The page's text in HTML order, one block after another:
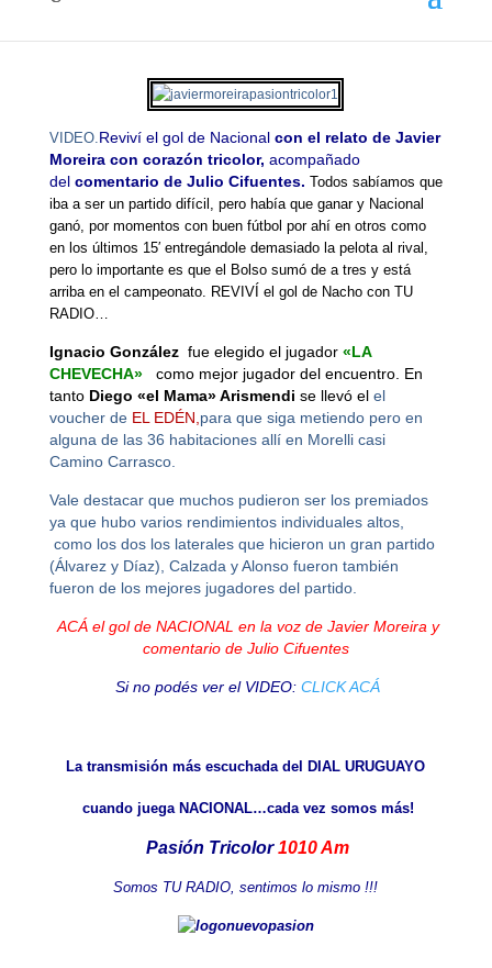
VIDEO. Reviví el gol de Nacional con el relato de Javier
Moreira con corazón tricolor, acompañado
del comentario de Julio Cifuentes. Todos sabíamos que
iba a ser un partido difícil, pero había que ganar y Nacional
ganó, por momentos con buen fútbol por ahí en otros como
en los últimos 15′ entregándole demasiado la pelota al rival,
pero lo importante es que el Bolso sumó de a tres y está
arriba en el campeonato. REVIVÍ el gol de Nacho con TU
RADIO…
Ignacio González fue elegido el jugador «LA
CHEVECHA»
como mejor jugador del encuentro. En
tanto Diego «el Mama» Arismendi se llevó el el
voucher deEL EDÉN,para que siga metiendo pero en
alguna de las 36 habitaciones allí en Morelli casi
Camino Carrasco.
Vale destacar que muchos pudieron ser los premiados
ya que hubo varios rendimientos individuales altos,
como los dos los laterales que hicieron un gran partido
(Álvarez y Díaz), Calzada y Alonso fueron también
fueron de los mejores jugadores del partido.
ACÁ el gol de NACIONAL en la voz de Javier Moreira y
comentario de Julio Cifuentes
Si no podés ver el VIDEO:CLICK ACÁ
La transmisión más escuchada del DIAL URUGUAYO
cuando juega NACIONAL…cada vez somos más!
Pasión Tricolor1010 Am
Somos TU RADIO, sentimos lo mismo !!!